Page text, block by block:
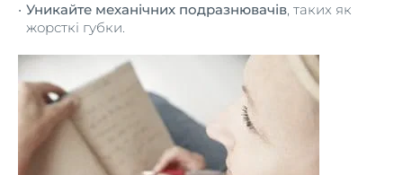
Уникайте механічних подразнювачів, таких як
жорсткі губки.